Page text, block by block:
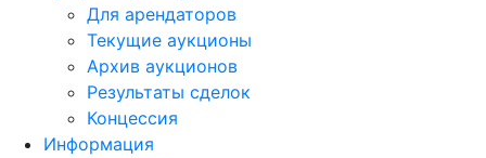
Для арендаторов
Текущие аукционы
Архив аукционов
Результаты сделок
Концессия
Информация